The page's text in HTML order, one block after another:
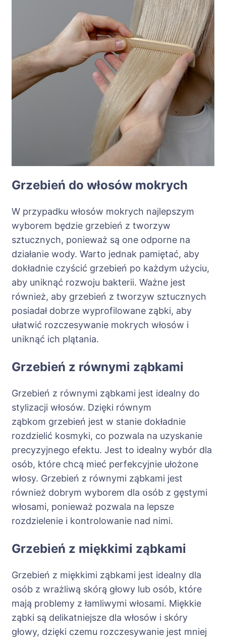
Grzebień do włosów mokrych
W przypadku włosów mokrych najlepszym
wyborem będzie grzebień z tworzyw
sztucznych, ponieważ są one odporne na
działanie wody. Warto jednak pamiętać, aby
dokładnie czyścić grzebień po każdym użyciu,
aby uniknąć rozwoju bakterii. Ważne jest
również, aby grzebień z tworzyw sztucznych
posiadał dobrze wyprofilowane ząbki, aby
ułatwić rozczesywanie mokrych włosów i
uniknąć ich plątania.
Grzebień z równymi ząbkami
Grzebień z równymi ząbkami jest idealny do
stylizacji włosów. Dzięki równym
ząbkom grzebień jest w stanie dokładnie
rozdzielić kosmyki, co pozwala na uzyskanie
precyzyjnego efektu. Jest to idealny wybór dla
osób, które chcą mieć perfekcyjnie ułożone
włosy. Grzebień z równymi ząbkami jest
również dobrym wyborem dla osób z gęstymi
włosami, ponieważ pozwala na lepsze
rozdzielenie i kontrolowanie nad nimi.
Grzebień z miękkimi ząbkami
Grzebień z miękkimi ząbkami jest idealny dla
osób z wrażliwą skórą głowy lub osób, które
mają problemy z łamliwymi włosami. Miękkie
ząbki są delikatniejsze dla włosów i skóry
głowy, dzięki czemu rozczesywanie jest mniej